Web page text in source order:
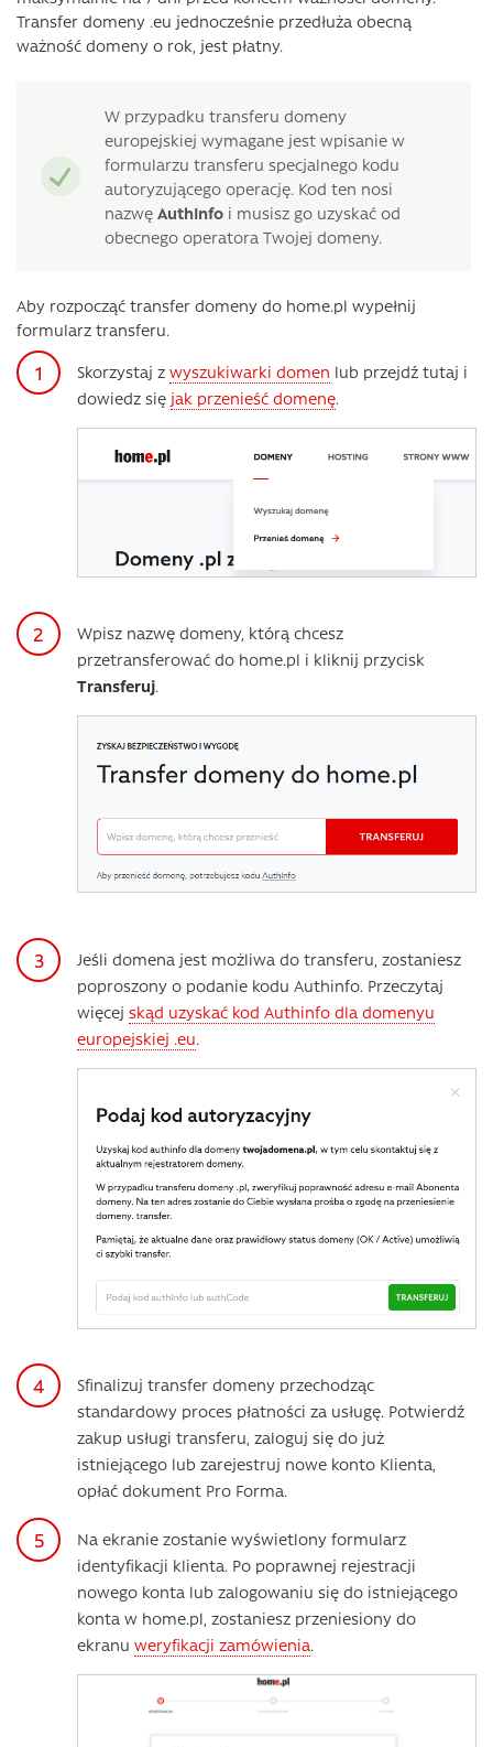
Transfer domeny .eu jednocześnie przedłuża obecną
ważność domeny o rok, jest płatny.
W przypadku transferu domeny
europejskiej wymagane jest wpisanie w
formularzu transferu specjalnego kodu
autoryzującego operację. Kod ten nosi
nazwę AuthInfo i musisz go uzyskać od
obecnego operatora Twojej domeny.
Aby rozpocząć transfer domeny do home.pl wypełnij
formularz transferu.
Skorzystaj z wyszukiwarki domen lub przejdź tutaj i
dowiedz się jak przenieść domenę.
Wpisz nazwę domeny, którą chcesz
przetransferować do home.pl i kliknij przycisk
Transferuj.
Jeśli domena jest możliwa do transferu, zostaniesz
poproszony o podanie kodu Authinfo. Przeczytaj
więcej skąd uzyskać kod Authinfo dla domenyu
europejskiej .eu.
Sfinalizuj transfer domeny przechodząc
standardowy proces płatności za usługę. Potwierdź
zakup usługi transferu, zaloguj się do już
istniejącego lub zarejestruj nowe konto Klienta,
opłać dokument Pro Forma.
Na ekranie zostanie wyświetlony formularz
identyfikacji klienta. Po poprawnej rejestracji
nowego konta lub zalogowaniu się do istniejącego
konta w home.pl, zostaniesz przeniesiony do
ekranu weryfikacji zamówienia.